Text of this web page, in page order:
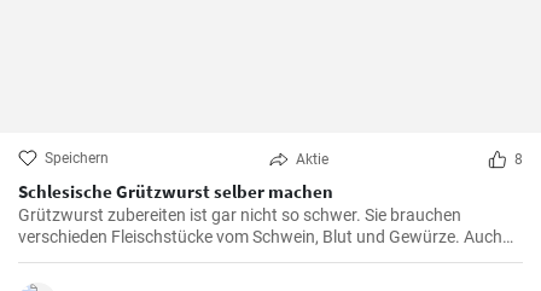
Speichern Aktie 8
Schlesische Grützwurst selber machen
Grützwurst zubereiten ist gar nicht so schwer. Sie brauchen
verschieden Fleischstücke vom Schwein, Blut und Gewürze. Auch
das klassische DDR Gericht Tote Oma wird mit Grützwurst
zubereitet. Die Grütze (aus Getreide) bindet die Wurst .